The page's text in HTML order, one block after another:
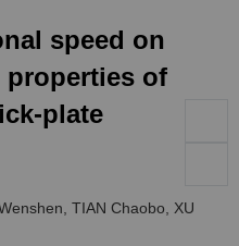
speed on
of
plate
TIAN Chaobo, XU